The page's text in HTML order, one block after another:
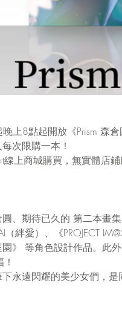
上8點起開放《Prism 森
次限購一本！
上商城購買，無實體店鋪
、期待已久的 第二本畫集
（絆愛）、《PROJECT
》 等角色設計作品。此
永遠閃耀的美少女們，是